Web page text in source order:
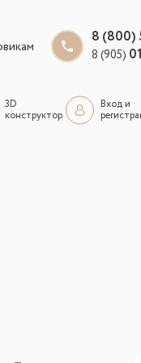
8 (800)
8 (905)
3D
конструктор
Вход и